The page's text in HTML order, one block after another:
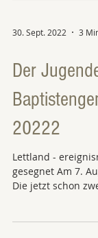
30. Sept. 2022 3
Der
20222
Lettland -
gesegnet Am 7.
Die jetzt schon